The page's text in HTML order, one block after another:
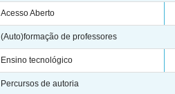
Acesso Aberto
(Auto)formação de professores
Ensino tecnológico
Percursos de autoria